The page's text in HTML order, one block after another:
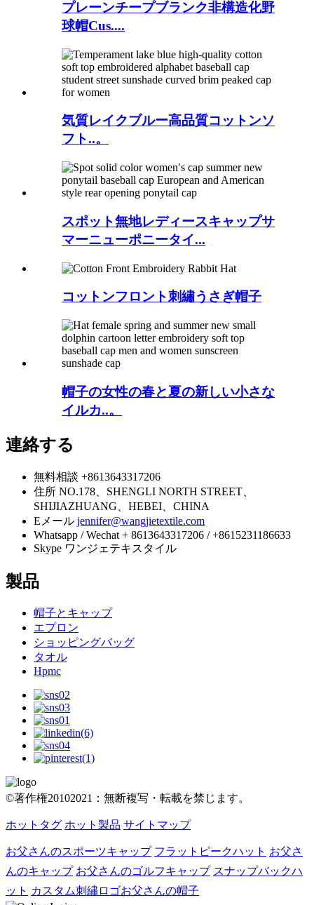
プレーンチープブランク非構造化野
球帽Cus....
気質レイクブルー高品質コットンソ
フト..。
スポット無地レディースキャップサ
マーニューポニータイ...
コットンフロント刺繡うさぎ帽子
帽子の女性の春と夏の新しい小さな
イルカ..。
連絡する
無料相談 +8613643317206
住所 NO.178、SHENGLI NORTH STREET、
SHIJIAZHUANG、HEBEI、CHINA
Eメール jennifer@wangjietextile.com
Whatsapp / Wechat + 8613643317206 / +8615231186633
Skype ワンジェテキスタイル
製品
帽子とキャップ
エプロン
ショッピングバッグ
タオル
Hpmc
©著作権20102021：無断複写・転載を禁じます。
ホットタグ ホット製品 サイトマップ
お父さんのスポーツキャップ フラットピークハット お父さ
んのキャップ お父さんのゴルフキャップ スナップバックハ
ット カスタム刺繡ロゴお父さんの帽子